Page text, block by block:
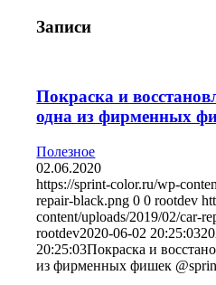
Записи
Покраска и
одна из фирменных
Полезное
02.06.2020
https://sprint-color.ru/wp-
repair-black.png 0 0 rootdev
content/uploads/2019/02/car-
rootdev2020-06-02 20:25:03
20:25:03Покраска и
из фирменных фишек